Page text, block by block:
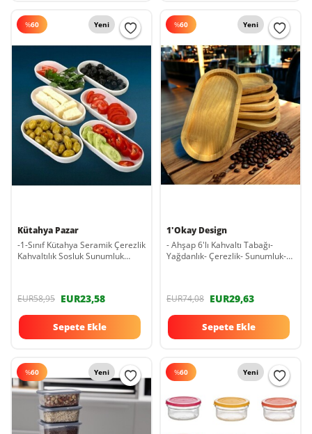
%60 Yeni
Kütahya Pazar
-1-Sınıf Kütahya Seramik Çerezlik
Kahvaltılık Sosluk Sunumluk
EUR58,95 EUR23,58
Sepete Ekle
%60 Yeni
1'Okay Design
- Ahşap 6'lı Kahvaltı Tabağı-
Yağdanlık- Çerezlik- Sunumluk-
EUR74,08 EUR29,63
Sepete Ekle
%60 Yeni %60 Yeni